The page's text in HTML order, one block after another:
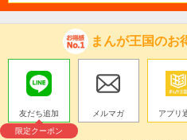
まんが王国のお
友だち追加
限定クーポン
メルマガ アプリ